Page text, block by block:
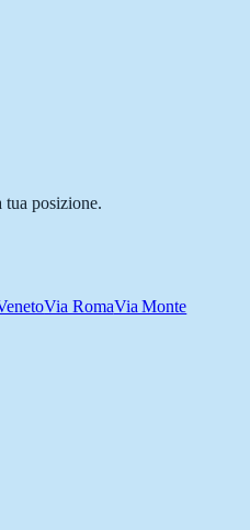
tua posizione.
Via RomaVia Monte